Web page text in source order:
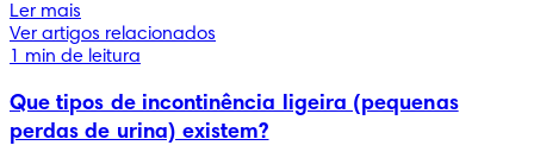
Ler mais
Ver artigos relacionados
1 min de leitura
Que tipos de incontinência ligeira (pequenas
perdas de urina) existem?